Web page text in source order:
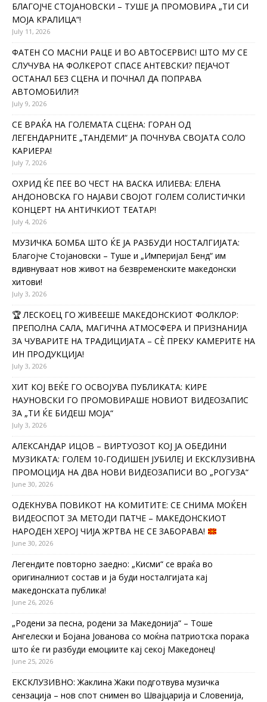
БЛАГОЈЧЕ СТОЈАНОВСКИ – ТУШЕ ЈА ПРОМОВИРА „ТИ СИ
МОЈА КРАЛИЦА“!
July 11, 2026
ФАТЕН СО МАСНИ РАЦЕ И ВО АВТОСЕРВИС! ШТО МУ СЕ
СЛУЧУВА НА ФОЛКЕРОТ СПАСЕ АНТЕВСКИ? ПЕЈАЧОТ
ОСТАНАЛ БЕЗ СЦЕНА И ПОЧНАЛ ДА ПОПРАВА
АВТОМОБИЛИ?!
July 9, 2026
СЕ ВРАЌА НА ГОЛЕМАТА СЦЕНА: ГОРАН ОД
ЛЕГЕНДАРНИТЕ „ТАНДЕМИ“ ЈА ПОЧНУВА СВОЈАТА СОЛО
КАРИЕРА!
July 7, 2026
ОХРИД ЌЕ ПЕЕ ВО ЧЕСТ НА ВАСКА ИЛИЕВА: ЕЛЕНА
АНДОНОВСКА ГО НАЈАВИ СВОЈОТ ГОЛЕМ СОЛИСТИЧКИ
КОНЦЕРТ НА АНТИЧКИОТ ТЕАТАР!
July 4, 2026
МУЗИЧКА БОМБА ШТО ЌЕ ЈА РАЗБУДИ НОСТАЛГИЈАТА:
Благојче Стојановски – Туше и „Империјал Бенд“ им
вдивнуваат нов живот на безвременските македонски
хитови!
July 3, 2026
🏆 ЛЕСКОЕЦ ГО ЖИВЕЕШЕ МАКЕДОНСКИОТ ФОЛКЛОР:
ПРЕПОЛНА САЛА, МАГИЧНА АТМОСФЕРА И ПРИЗНАНИЈА
ЗА ЧУВАРИТЕ НА ТРАДИЦИЈАТА – СÈ ПРЕКУ КАМЕРИТЕ НА
ИН ПРОДУКЦИЈА!
July 3, 2026
ХИТ КОЈ ВЕЌЕ ГО ОСВОЈУВА ПУБЛИКАТА: КИРЕ
НАУНОВСКИ ГО ПРОМОВИРАШЕ НОВИОТ ВИДЕОЗАПИС
ЗА „ТИ ЌЕ БИДЕШ МОЈА“
July 3, 2026
АЛЕКСАНДАР ИЦОВ – ВИРТУОЗОТ КОЈ ЈА ОБЕДИНИ
МУЗИКАТА: ГОЛЕМ 10-ГОДИШЕН ЈУБИЛЕЈ И ЕКСКЛУЗИВНА
ПРОМОЦИЈА НА ДВА НОВИ ВИДЕОЗАПИСИ ВО „РОГУЗА“
June 30, 2026
ОДЕКНУВА ПОВИКОТ НА КОМИТИТЕ: СЕ СНИМА МОЌЕН
ВИДЕОСПОТ ЗА МЕТОДИ ПАТЧЕ – МАКЕДОНСКИОТ
НАРОДЕН ХЕРОЈ ЧИЈА ЖРТВА НЕ СЕ ЗАБОРАВА!
June 30, 2026
Легендите повторно заедно: „Кисми“ се враќа во
оригиналниот состав и ја буди носталгијата кај
македонската публика!
June 26, 2026
„Родени за песна, родени за Македонија“ – Тоше
Ангелески и Бојана Јованова со моќна патриотска порака
што ќе ги разбуди емоциите кај секој Македонец!
June 25, 2026
ЕКСКЛУЗИВНО: Жаклина Жаки подготвува музичка
сензација – нов спот снимен во Швајцарија и Словенија,